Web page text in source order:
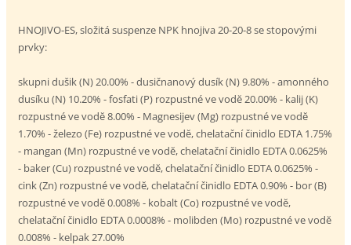
HNOJIVO-ES, složitá suspenze NPK hnojiva 20-20-8 se stopovými
prvky:
skupni dušik (N) 20.00% - dusičnanový dusík (N) 9.80% - amonného
dusíku (N) 10.20% - fosfati (P) rozpustné ve vodĕ 20.00% - kalij (K)
rozpustné ve vodĕ 8.00% - Magnesijev (Mg) rozpustné ve vodĕ
1.70% - železo (Fe) rozpustné ve vodĕ, chelatační činidlo EDTA 1.75%
- mangan (Mn) rozpustné ve vodĕ, chelatační činidlo EDTA 0.0625%
- baker (Cu) rozpustné ve vodĕ, chelatační činidlo EDTA 0.0625% -
cink (Zn) rozpustné ve vodĕ, chelatační činidlo EDTA 0.90% - bor (B)
rozpustné ve vodĕ 0.008% - kobalt (Co) rozpustné ve vodĕ,
chelatační činidlo EDTA 0.0008% - molibden (Mo) rozpustné ve vodĕ
0.008% - kelpak 27.00%